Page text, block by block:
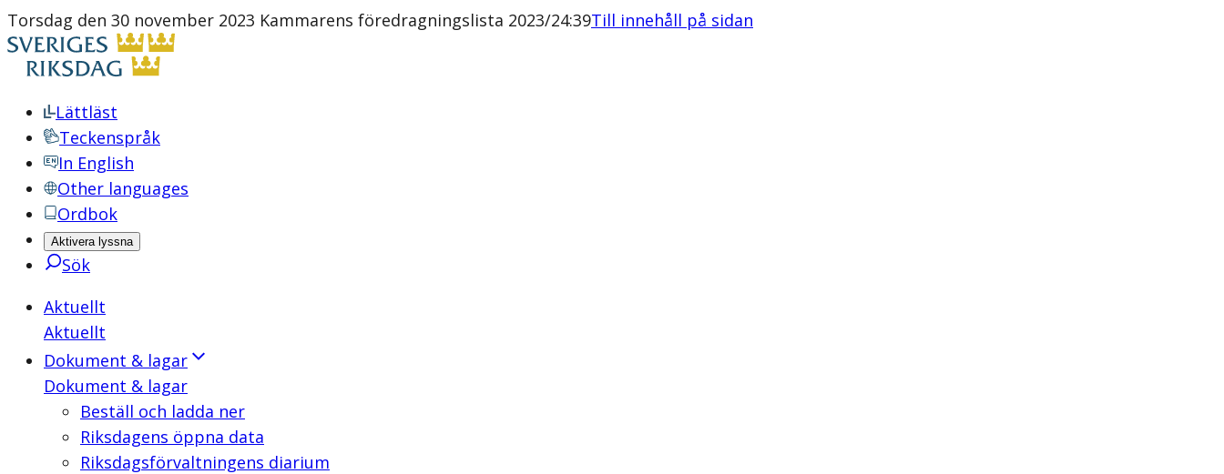
Torsdag den 30 november 2023 Kammarens föredragningslista 2023/24:39Till innehåll på sidan
Lättläst
Teckenspråk
In English
Other languages
Ordbok
Aktivera lyssna
Sök
Aktuellt
Aktuellt
Dokument & lagar
Dokument & lagar
Beställ och ladda ner
Riksdagens öppna data
Riksdagsförvaltningens diarium